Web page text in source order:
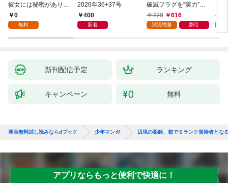
彼女には秘密がありま
した(1)
0
無料
2026年36+37号
400
新着
破滅フラグを“実力”で
叩き折っていたら、い
つの間にかヒロイン達
770 616
試読増量 割引
新刊配信予定 ランキング
キャンペーン 無料
漫画無料試し読みならdブック 少年マンガ 辺境の薬師、都でＳランク冒険者とな
アプリならもっと便利で快適に！